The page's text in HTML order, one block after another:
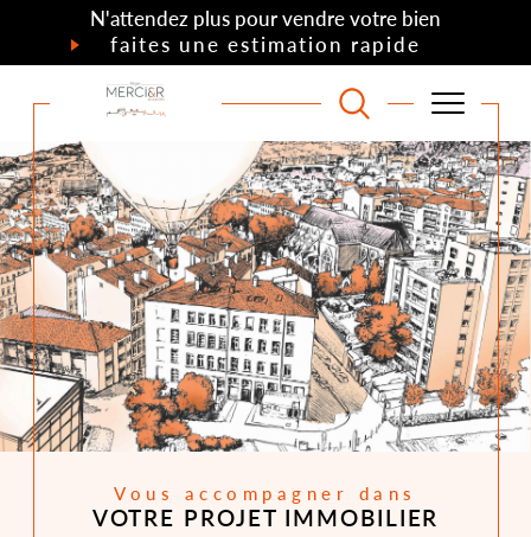
N'attendez plus pour vendre votre bien
faites une estimation rapide
Vous accompagner dans
VOTRE PROJET IMMOBILIER